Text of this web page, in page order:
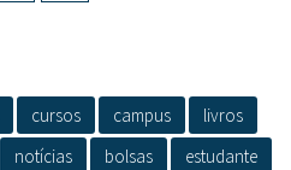
cursos campus
livros
notícias bolsas
estudante